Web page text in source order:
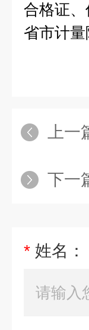
合格证
省市计
上一
下一
* 姓名：